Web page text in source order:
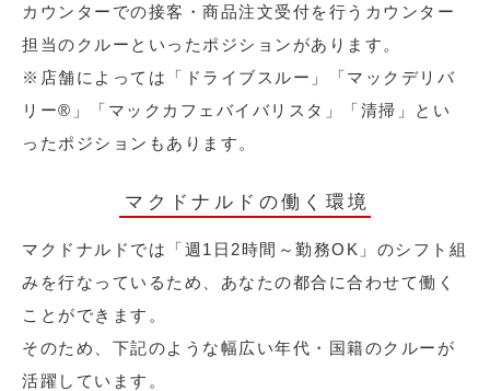
カウンターでの接客・商品注文受付を行うカウンター
担当のクルーといったポジションがあります。
※店舗によっては「ドライブスルー」「マックデリバ
リー®︎」「マックカフェバイバリスタ」「清掃」とい
ったポジションもあります。
マクドナルドの働く環境
マクドナルドでは「週1日2時間～勤務OK」のシフト組
みを行なっているため、あなたの都合に合わせて働く
ことができます。
そのため、下記のような幅広い年代・国籍のクルーが
活躍しています。